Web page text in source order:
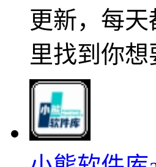
更新，每
里找到你想